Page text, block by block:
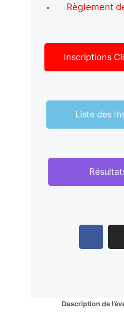
Règlement
Inscriptions
Liste des
Description de